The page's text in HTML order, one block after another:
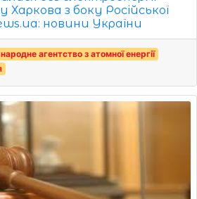
Харкова з боку Російської
новини України
агентство з атомної енергії